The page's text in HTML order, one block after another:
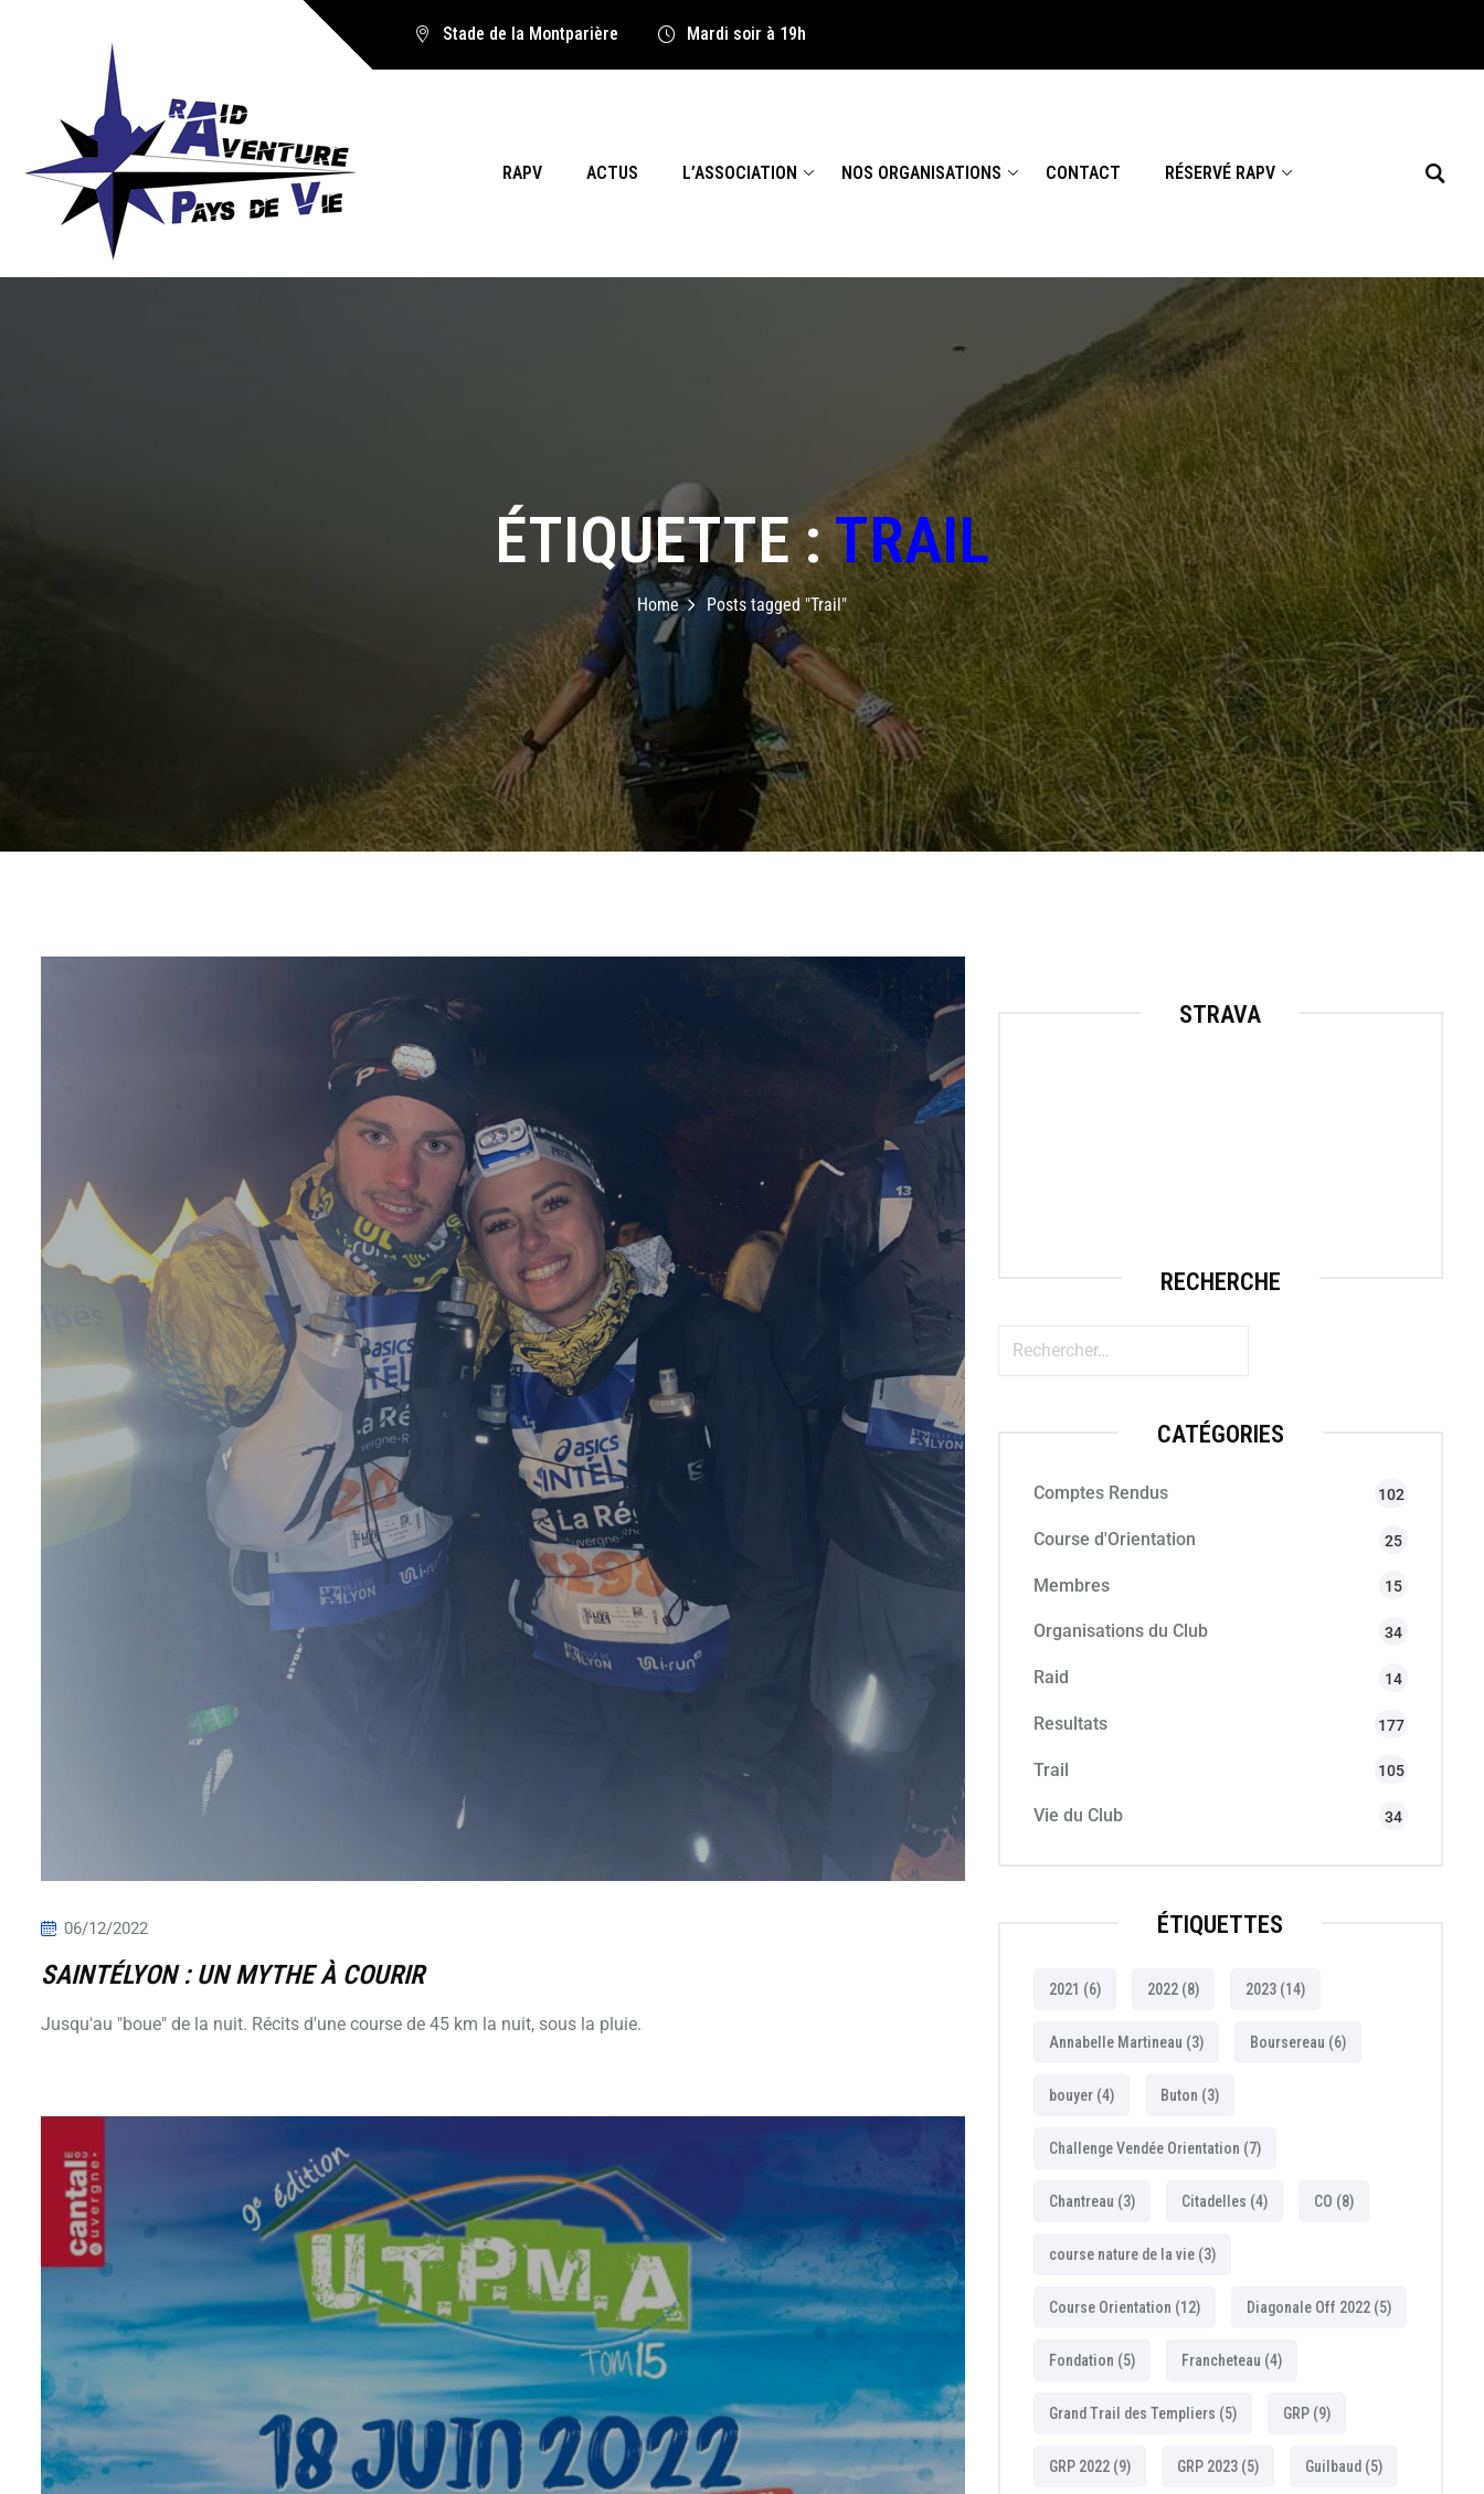
Stade de la Montparière Mardi soir à 19h
RAPV ACTUS L’ASSOCIATION NOS ORGANISATIONS CONTACT RÉSERVÉ RAPV
ÉTIQUETTE : TRAIL
Home Posts tagged "Trail"
06/12/2022
SAINTÉLYON : UN MYTHE À COURIR
Jusqu'au "boue" de la nuit. Récits d'une course de 45 km la nuit, sous la pluie.
STRAVA
RECHERCHE
CATÉGORIES
Comptes Rendus 102
Course d'Orientation 25
Membres 15
Organisations du Club 34
Raid 14
Resultats 177
Trail 105
Vie du Club 34
ÉTIQUETTES
2021 (6) 2022(8) 2023(14)
Annabelle Martineau (3) Boursereau (6)
bouyer(4) Buton (3)
Challenge Vendée Orientation (7)
Chantreau (3) Citadelles (4) CO (8)
course nature de la vie(3)
Course Orientation (12) Diagonale Off 2022(5)
Fondation (5) Francheteau (4)
Grand Trail des Templiers (5) GRP(9)
GRP 2022(9) GRP 2023(5) Guilbaud (5)